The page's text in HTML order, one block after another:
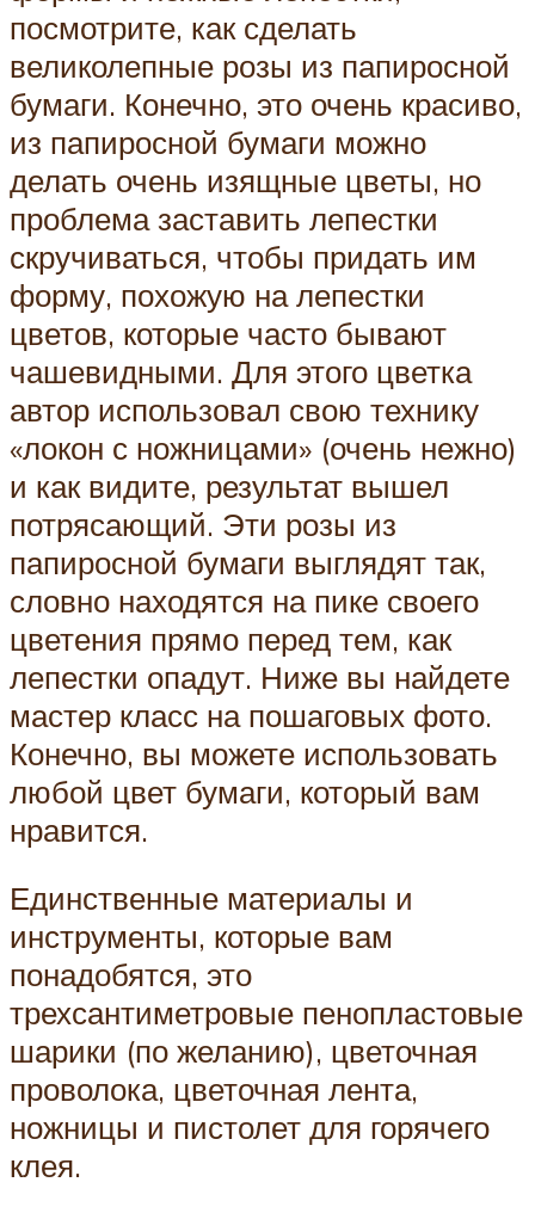
посмотрите, как сделать
великолепные розы из папиросной
бумаги. Конечно, это очень красиво,
из папиросной бумаги можно
делать очень изящные цветы, но
проблема заставить лепестки
скручиваться, чтобы придать им
форму, похожую на лепестки
цветов, которые часто бывают
чашевидными. Для этого цветка
автор использовал свою технику
«локон с ножницами» (очень нежно)
и как видите, результат вышел
потрясающий. Эти розы из
папиросной бумаги выглядят так,
словно находятся на пике своего
цветения прямо перед тем, как
лепестки опадут. Ниже вы найдете
мастер класс на пошаговых фото.
Конечно, вы можете использовать
любой цвет бумаги, который вам
нравится.
Единственные материалы и
инструменты, которые вам
понадобятся, это
трехсантиметровые пенопластовые
шарики (по желанию), цветочная
проволока, цветочная лента,
ножницы и пистолет для горячего
клея.